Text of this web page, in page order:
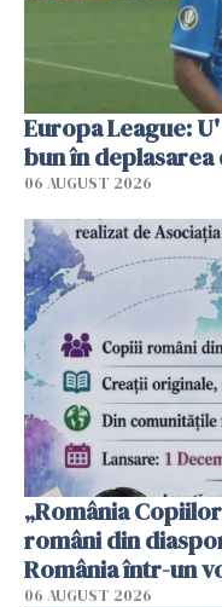
Europa League:
bun în deplasarea
06 AUGUST 2026
„România
români din
România într-un
06 AUGUST 2026